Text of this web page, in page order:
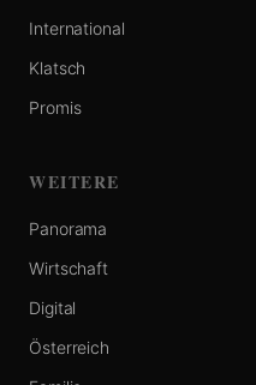
International
Klatsch
Promis
WEITERE
Panorama
Wirtschaft
Digital
Österreich